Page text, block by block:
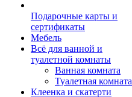
Подарочные карты и
сертификаты
Мебель
Всё для ванной и
туалетной комнаты
Ванная комната
Туалетная комната
Клеенка и скатерти